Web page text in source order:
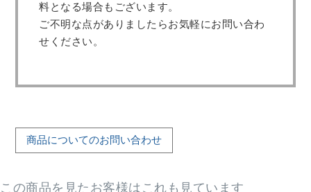
料となる場合もございます。
ご不明な点がありましたらお気軽にお問い合わ
せください。
商品についてのお問い合わせ
この商品を見たお客様はこれも見ています